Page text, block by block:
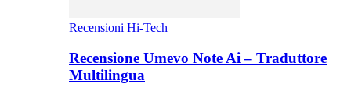
Recensioni Hi-Tech
Recensione Umevo Note Ai – Traduttore
Multilingua